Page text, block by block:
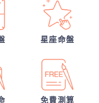
關係？今生有好結果
轉運？揭開你的發財大
星座命盤
免費測算